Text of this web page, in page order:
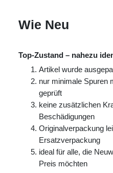
Wie Neu
Top-Zustand – nahezu
Artikel wurde
nur minimale Spuren
geprüft
keine zusätzlichen
Beschädigungen
Originalverpackung
Ersatzverpackung
ideal für alle, die
Preis möchten